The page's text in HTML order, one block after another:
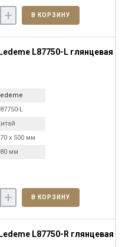
+ В КОРЗИНУ
L87750-L глянцевая
L
х 500 мм
мм
+ В КОРЗИНУ
L87750-R глянцевая